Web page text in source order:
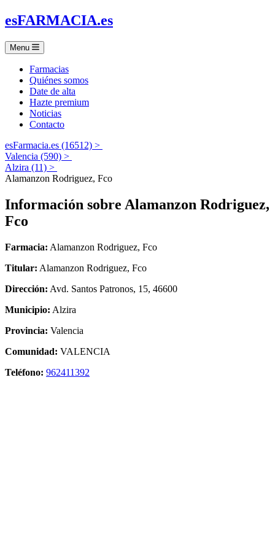
esFARMACIA.es
Menu
Farmacias
Quiénes somos
Date de alta
Hazte premium
Noticias
Contacto
esFarmacia.es (16512) >
Valencia (590) >
Alzira (11) >
Alamanzon Rodriguez, Fco
Información sobre Alamanzon Rodriguez,
Fco
Farmacia: Alamanzon Rodriguez, Fco
Titular: Alamanzon Rodriguez, Fco
Dirección: Avd. Santos Patronos, 15, 46600
Municipio: Alzira
Provincia: Valencia
Comunidad: VALENCIA
Teléfono: 962411392